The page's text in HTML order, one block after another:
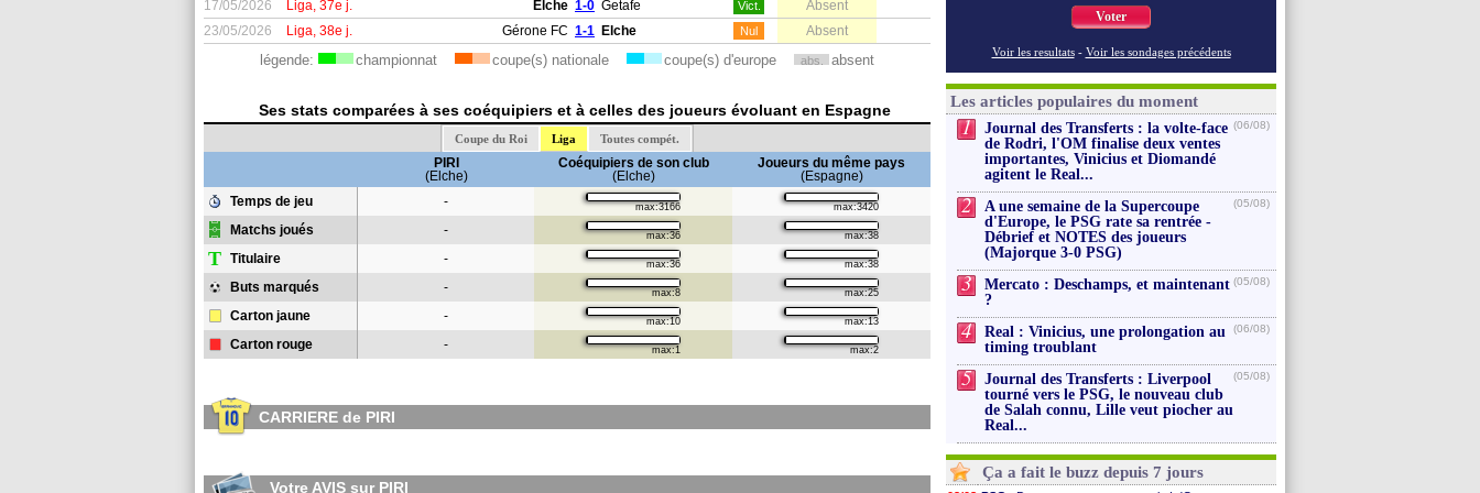
17/05/2026
Liga, 37e j. Elche 1-0 Getafe Vict.
Absent
23/05/2026
Liga, 38e j. Gérone FC 1-1 Elche Nul Absent
légende: championnat coupe(s) nationale coupe(s) d'europe abs. absent
Ses stats comparées à ses coéquipiers et à celles des joueurs évoluant en Espagne
Coupe du Roi Liga Toutes compét.
PIRI
(Elche)
Coéquipiers de son club
(Elche)
Joueurs du même pays
(Espagne)
Temps de jeu
- max:3166 max:3420
Matchs joués - max:36 max:38
T Titulaire - max:36 max:38
Buts marqués - max:8 max:25
Carton jaune - max:10 max:13
Carton rouge - max:1 max:2
CARRIERE de PIRI
Votre AVIS sur PIRI
Voter
Voir les resultats - Voir les sondages précédents
Les articles populaires du moment
1
Journal des Transferts : la volte-face
de Rodri, l'OM finalise deux ventes
importantes, Vinicius et Diomandé
agitent le Real...
(06/08)
2
A une semaine de la Supercoupe
d'Europe, le PSG rate sa rentrée -
Débrief et NOTES des joueurs
(Majorque 3-0 PSG)
(05/08)
3
Mercato : Deschamps, et maintenant
?
(05/08)
4
Real : Vinicius, une prolongation au
timing troublant
(06/08)
5
Journal des Transferts : Liverpool
tourné vers le PSG, le nouveau club
de Salah connu, Lille veut piocher au
Real...
(05/08)
Ça a fait le buzz depuis 7 jours